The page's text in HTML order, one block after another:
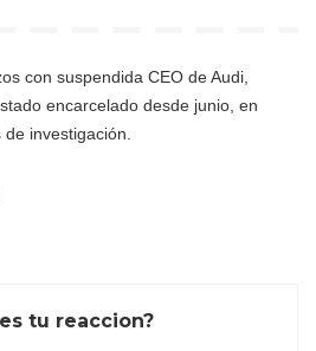
con suspendida CEO de Audi,
encarcelado desde junio, en
investigación.
tu reaccion?